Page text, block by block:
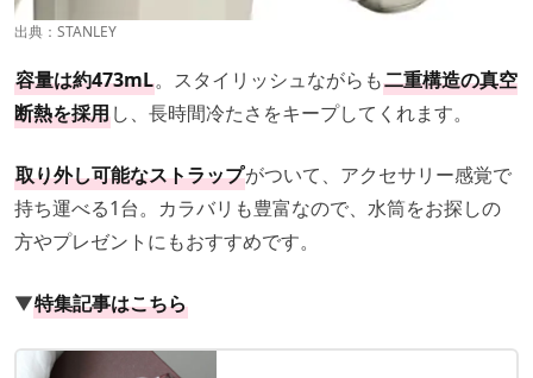
出典： STANLEY
容量は約473mL。スタイリッシュながらも二重構造の真空
断熱を採用し、長時間冷たさをキープしてくれます。
取り外し可能なストラップがついて、アクセサリー感覚で
持ち運べる1台。カラバリも豊富なので、水筒をお探しの
方やプレゼントにもおすすめです。
▼特集記事はこちら